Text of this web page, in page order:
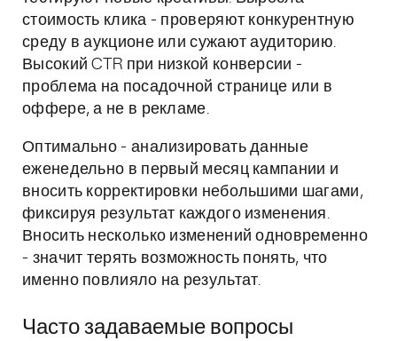
стоимость клика - проверяют конкурентную
среду в аукционе или сужают аудиторию.
Высокий CTR при низкой конверсии -
проблема на посадочной странице или в
оффере, а не в рекламе.
Оптимально - анализировать данные
еженедельно в первый месяц кампании и
вносить корректировки небольшими шагами,
фиксируя результат каждого изменения.
Вносить несколько изменений одновременно
- значит терять возможность понять, что
именно повлияло на результат.
Часто задаваемые вопросы